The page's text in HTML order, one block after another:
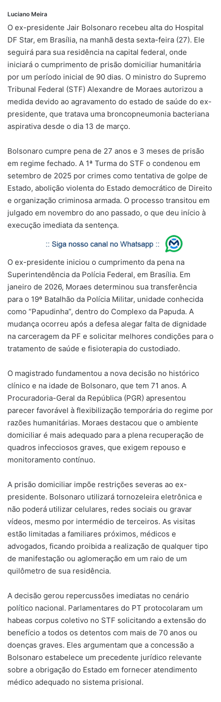
Luciano Meira
O ex-presidente Jair Bolsonaro recebeu alta do Hospital
DF Star, em Brasília, na manhã desta sexta-feira (27). Ele
seguirá para sua residência na capital federal, onde
iniciará o cumprimento de prisão domiciliar humanitária
por um período inicial de 90 dias. O ministro do Supremo
Tribunal Federal (STF) Alexandre de Moraes autorizou a
medida devido ao agravamento do estado de saúde do ex-
presidente, que tratava uma broncopneumonia bacteriana
aspirativa desde o dia 13 de março.
Bolsonaro cumpre pena de 27 anos e 3 meses de prisão
em regime fechado. A 1ª Turma do STF o condenou em
setembro de 2025 por crimes como tentativa de golpe de
Estado, abolição violenta do Estado democrático de Direito
e organização criminosa armada. O processo transitou em
julgado em novembro do ano passado, o que deu início à
execução imediata da sentença.
O ex-presidente iniciou o cumprimento da pena na
Superintendência da Polícia Federal, em Brasília. Em
janeiro de 2026, Moraes determinou sua transferência
para o 19º Batalhão da Polícia Militar, unidade conhecida
como “Papudinha”, dentro do Complexo da Papuda. A
mudança ocorreu após a defesa alegar falta de dignidade
na carceragem da PF e solicitar melhores condições para o
tratamento de saúde e fisioterapia do custodiado.
O magistrado fundamentou a nova decisão no histórico
clínico e na idade de Bolsonaro, que tem 71 anos. A
Procuradoria-Geral da República (PGR) apresentou
parecer favorável à flexibilização temporária do regime por
razões humanitárias. Moraes destacou que o ambiente
domiciliar é mais adequado para a plena recuperação de
quadros infecciosos graves, que exigem repouso e
monitoramento contínuo.
A prisão domiciliar impõe restrições severas ao ex-
presidente. Bolsonaro utilizará tornozeleira eletrônica e
não poderá utilizar celulares, redes sociais ou gravar
vídeos, mesmo por intermédio de terceiros. As visitas
estão limitadas a familiares próximos, médicos e
advogados, ficando proibida a realização de qualquer tipo
de manifestação ou aglomeração em um raio de um
quilômetro de sua residência.
A decisão gerou repercussões imediatas no cenário
político nacional. Parlamentares do PT protocolaram um
habeas corpus coletivo no STF solicitando a extensão do
benefício a todos os detentos com mais de 70 anos ou
doenças graves. Eles argumentam que a concessão a
Bolsonaro estabelece um precedente jurídico relevante
sobre a obrigação do Estado em fornecer atendimento
médico adequado no sistema prisional.